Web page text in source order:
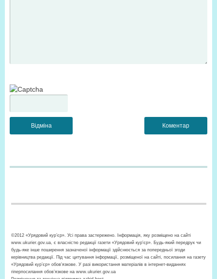
©2012 «Урядовий кур’єр». Усі права застережено. Інформація, яку розміщено на сайті
www.ukurier.gov.ua, є власністю редакції газети «Урядовий кур'єр». Будь-який передрук чи
будь-яке інше поширення зазначеної інформації здійснюється за попередньої згоди
керівництва редакції. Під час цитування інформації, розміщеної на сайті, посилання на газету
«Урядовий кур’єр» обов'язкове. У разі використання матеріалів в інтернет-виданнях
гіперпосилання обов’язкове на www.ukurier.gov.ua